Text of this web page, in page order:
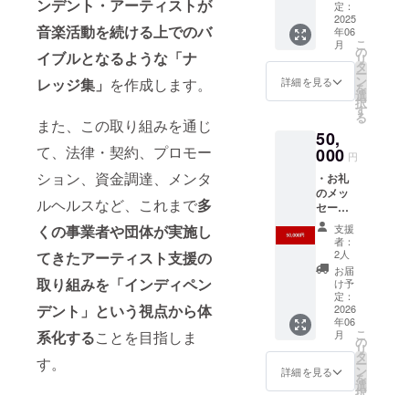
ンデント・アーティストが
音楽活動を続ける上でのバ
イブルとなるような「ナ
レッジ集」 を作成します。
また、この取り組みを通じ
て、法律・契約、プロモー
ション、資金調達、メンタ
ルヘルスなど、これまで多
くの事業者や団体が実施し
てきたアーティスト支援の
取り組みを「インディペン
デント」という視点から体
系化することを目指しま
す。
動画視
聴権 ・
2025年
に開催
するB-
Side
ト（都
内にて
複数回
実施）
への参
加チ
ケット
提供 ※
支援
時、必
ず備考
欄に掲
載を希
望され
るお名
前をご
記入く
レッジ
集を冊
子にて
配布 ・
ナレッ
ジ集の
リリー
スイベ
（都内
実施）
参加チ
ケット
提供 ・
2024年
に開催
したB-
Side
School
のアー
カイブ
動画視
聴権 ・
starRo
による
1on1メ
定：
2025
年06
月
詳細を見る
こ
の
リ
タ
ー
ン
を
選
択
す
る
50,
000 円
・お礼
のメッ
セージ
・ナ
レッジ
集にお
名前掲
載 ・ナ
レッジ
集を冊
子にて
配布 ・
ナレッ
ジ集の
リリー
支援
者：
2人
お届
け予
定：
2026
年06
月
詳細を見る
こ
の
リ
タ
ー
ン
を
選